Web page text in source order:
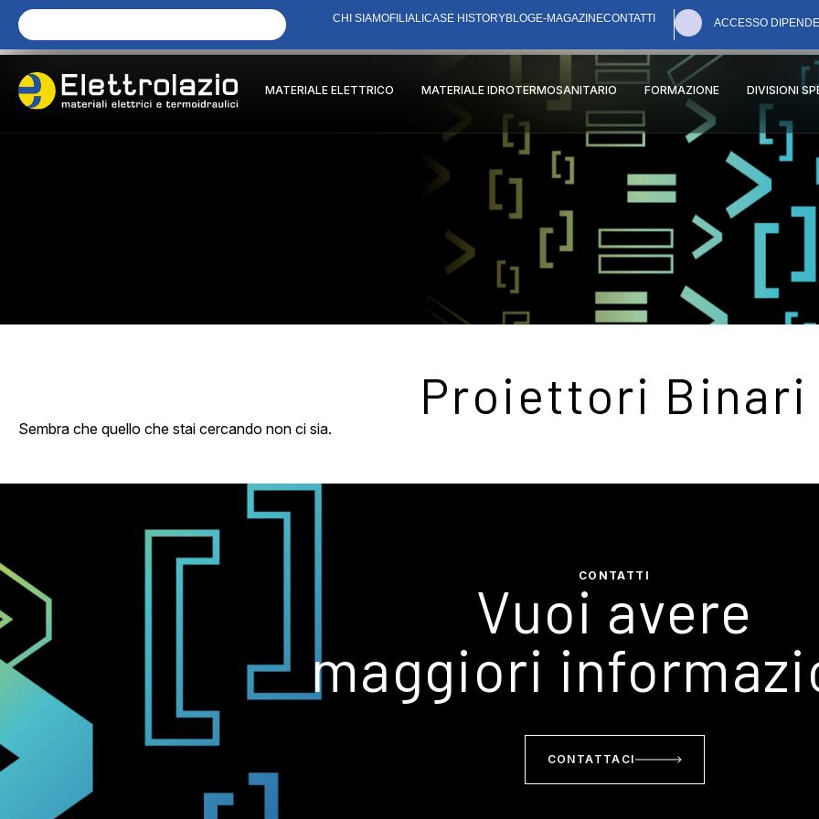
CHI SIAMOFILIALICASE HISTORYBLOGE-MAGAZINECONTATTI ACCESSO
MATERIALE ELETTRICO MATERIALE IDROTERMOSANITARIO FORMAZIONE DIVISIONI
Proiettori Binari
Sembra che quello che stai cercando non ci sia.
CONTATTI
Vuoi avere
maggiori
CONTATTACI